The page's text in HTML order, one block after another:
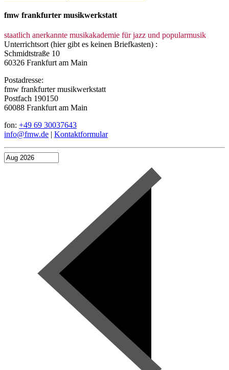
fmw frankfurter musikwerkstatt
staatlich anerkannte musikakademie für jazz und popularmusik
Unterrichtsort (hier gibt es keinen Briefkasten) :
Schmidtstraße 10
60326 Frankfurt am Main
Postadresse:
fmw frankfurter musikwerkstatt
Postfach 190150
60088 Frankfurt am Main
fon: +49 69 30037643
info@fmw.de | Kontaktformular